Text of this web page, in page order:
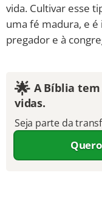
vida. Cultivar esse
uma fé madura, e
pregador e à
🌟 A Bíblia
vidas.
Seja parte da